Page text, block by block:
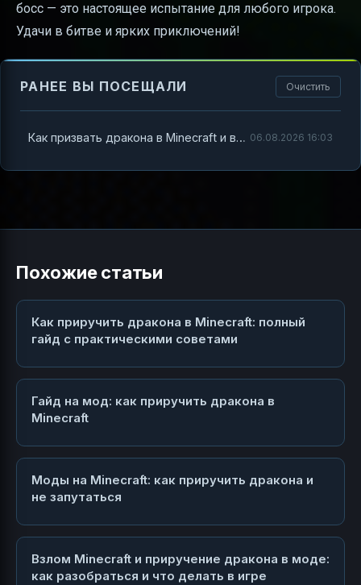
босс — это настоящее испытание для любого игрока.
Удачи в битве и ярких приключений!
РАНЕЕ ВЫ ПОСЕЩАЛИ Очистить
Как призвать дракона в Minecraft и всё, что с этим связано 06.08.2026 16:03
Похожие статьи
Как приручить дракона в Minecraft: полный
гайд с практическими советами
Гайд на мод: как приручить дракона в
Minecraft
Моды на Minecraft: как приручить дракона и
не запутаться
Взлом Minecraft и приручение дракона в моде:
как разобраться и что делать в игре